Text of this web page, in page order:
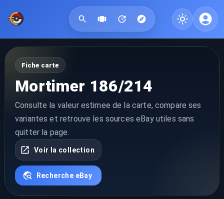
Fiche carte
Mortimer 186/214
Consulte la valeur estimee de la carte, compare ses
variantes et retrouve les sources eBay utiles sans
quitter la page.
Voir la collection
Recherche eBay